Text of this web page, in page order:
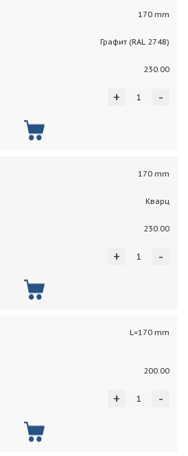
170 mm
Графит (RAL 2748)
230.00
-
+
170 mm
Кварц
230.00
-
+
L=170 mm
200.00
-
+